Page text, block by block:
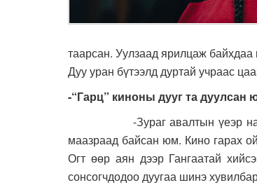
таарсан. Уулзаад ярилцаж байхдаа
Дуу уран бүтээлд дуртай учраас
-“Гарц” киноны дууг та дуулсан
-Зураг авалтын үеэр
маазраад байсан юм. Кино гарах
Огт өөр аян дээр Гангаатай
сонсогчдодоо дуугаа шинэ